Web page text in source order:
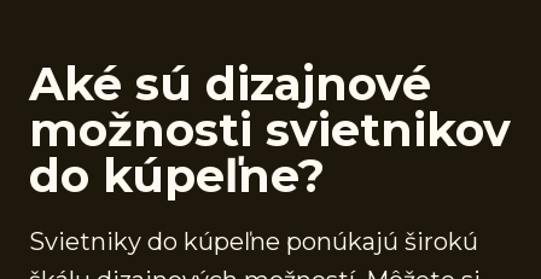
Aké sú dizajnové
možnosti svietnikov
do kúpeľne?
Svietniky do kúpeľne ponúkajú širokú